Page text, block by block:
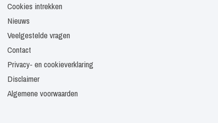
Cookies intrekken
Nieuws
Veelgestelde vragen
Contact
Privacy- en cookieverklaring
Disclaimer
Algemene voorwaarden